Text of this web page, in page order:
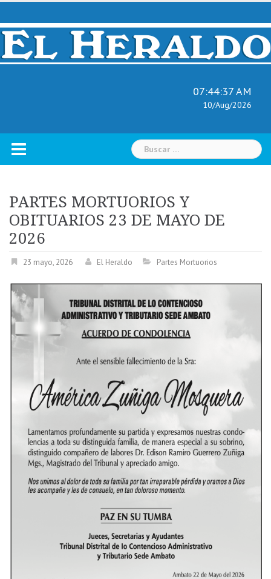
Skip
content
07:44:38 AM
10/Aug/2026
Buscar:
PARTES MORTUORIOS Y
OBITUARIOS 23 DE MAYO DE
2026
23 mayo, 2026 El Heraldo Partes Mortuorios